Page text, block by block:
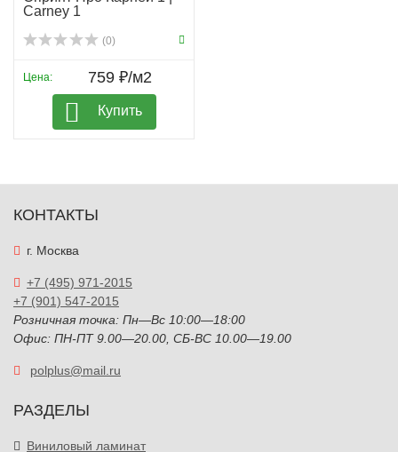
Carney 1
(0)
Цена: 759 ₽/м2
Купить
КОНТАКТЫ
г. Москва
+7 (495) 971-2015
+7 (901) 547-2015
Розничная точка: Пн—Вс 10:00—18:00
Офис: ПН-ПТ 9.00—20.00, СБ-ВС 10.00—19.00
polplus@mail.ru
РАЗДЕЛЫ
Виниловый ламинат